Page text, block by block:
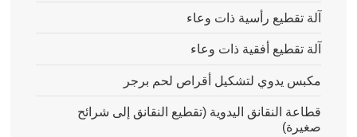
آلة تقطيع رأسية ذات وعاء
آلة تقطيع أفقية ذات وعاء
مكبس يدوي لتشكيل أقراص لحم برجر
قطاعة النقانق اليدوية (تقطيع النقانق إلى شرائح
صغيرة)